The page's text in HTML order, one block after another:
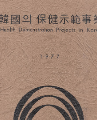
자로 보는 50년 50+1주년 광